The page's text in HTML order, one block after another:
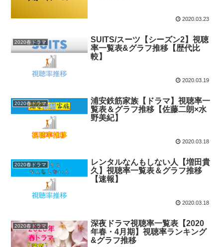
2020.03.23
2020春ドラマ
SUITS/スーツ【シーズン2】視聴
率一覧表&グラフ推移【歴代比
較】
2020.03.19
2020春ドラマ
浦安鉄筋家族【ドラマ】視聴率一
覧表＆グラフ推移【佐藤二朗×水
野美紀】
2020.03.18
2020春ドラマ
レンタルなんもしない人【増田貴
久】視聴率一覧表＆グラフ推移
【速報】
2020.03.18
2020春ドラマ
深夜ドラマ視聴率一覧表【2020
年春・4月期】視聴率ランキング
&グラフ推移